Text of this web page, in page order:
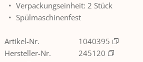
Verpackungseinheit: 2 Stück
Spülmaschinenfest
Artikel-Nr.
1040395
Hersteller-Nr.
245120